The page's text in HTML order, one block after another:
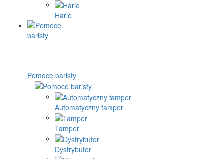
Hario
Pomoce baristy
Automatyczny tamper
Tamper
Dystrybutor